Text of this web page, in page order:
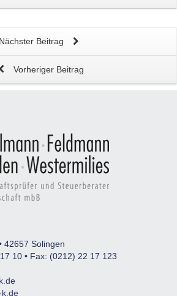
Nächster Beitrag
Vorheriger Beitrag
42657 Solingen
10 • Fax: (0212) 22 17 123
k.de